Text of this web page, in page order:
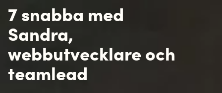
7 snabba med
Sandra,
webbutvecklare och
teamlead